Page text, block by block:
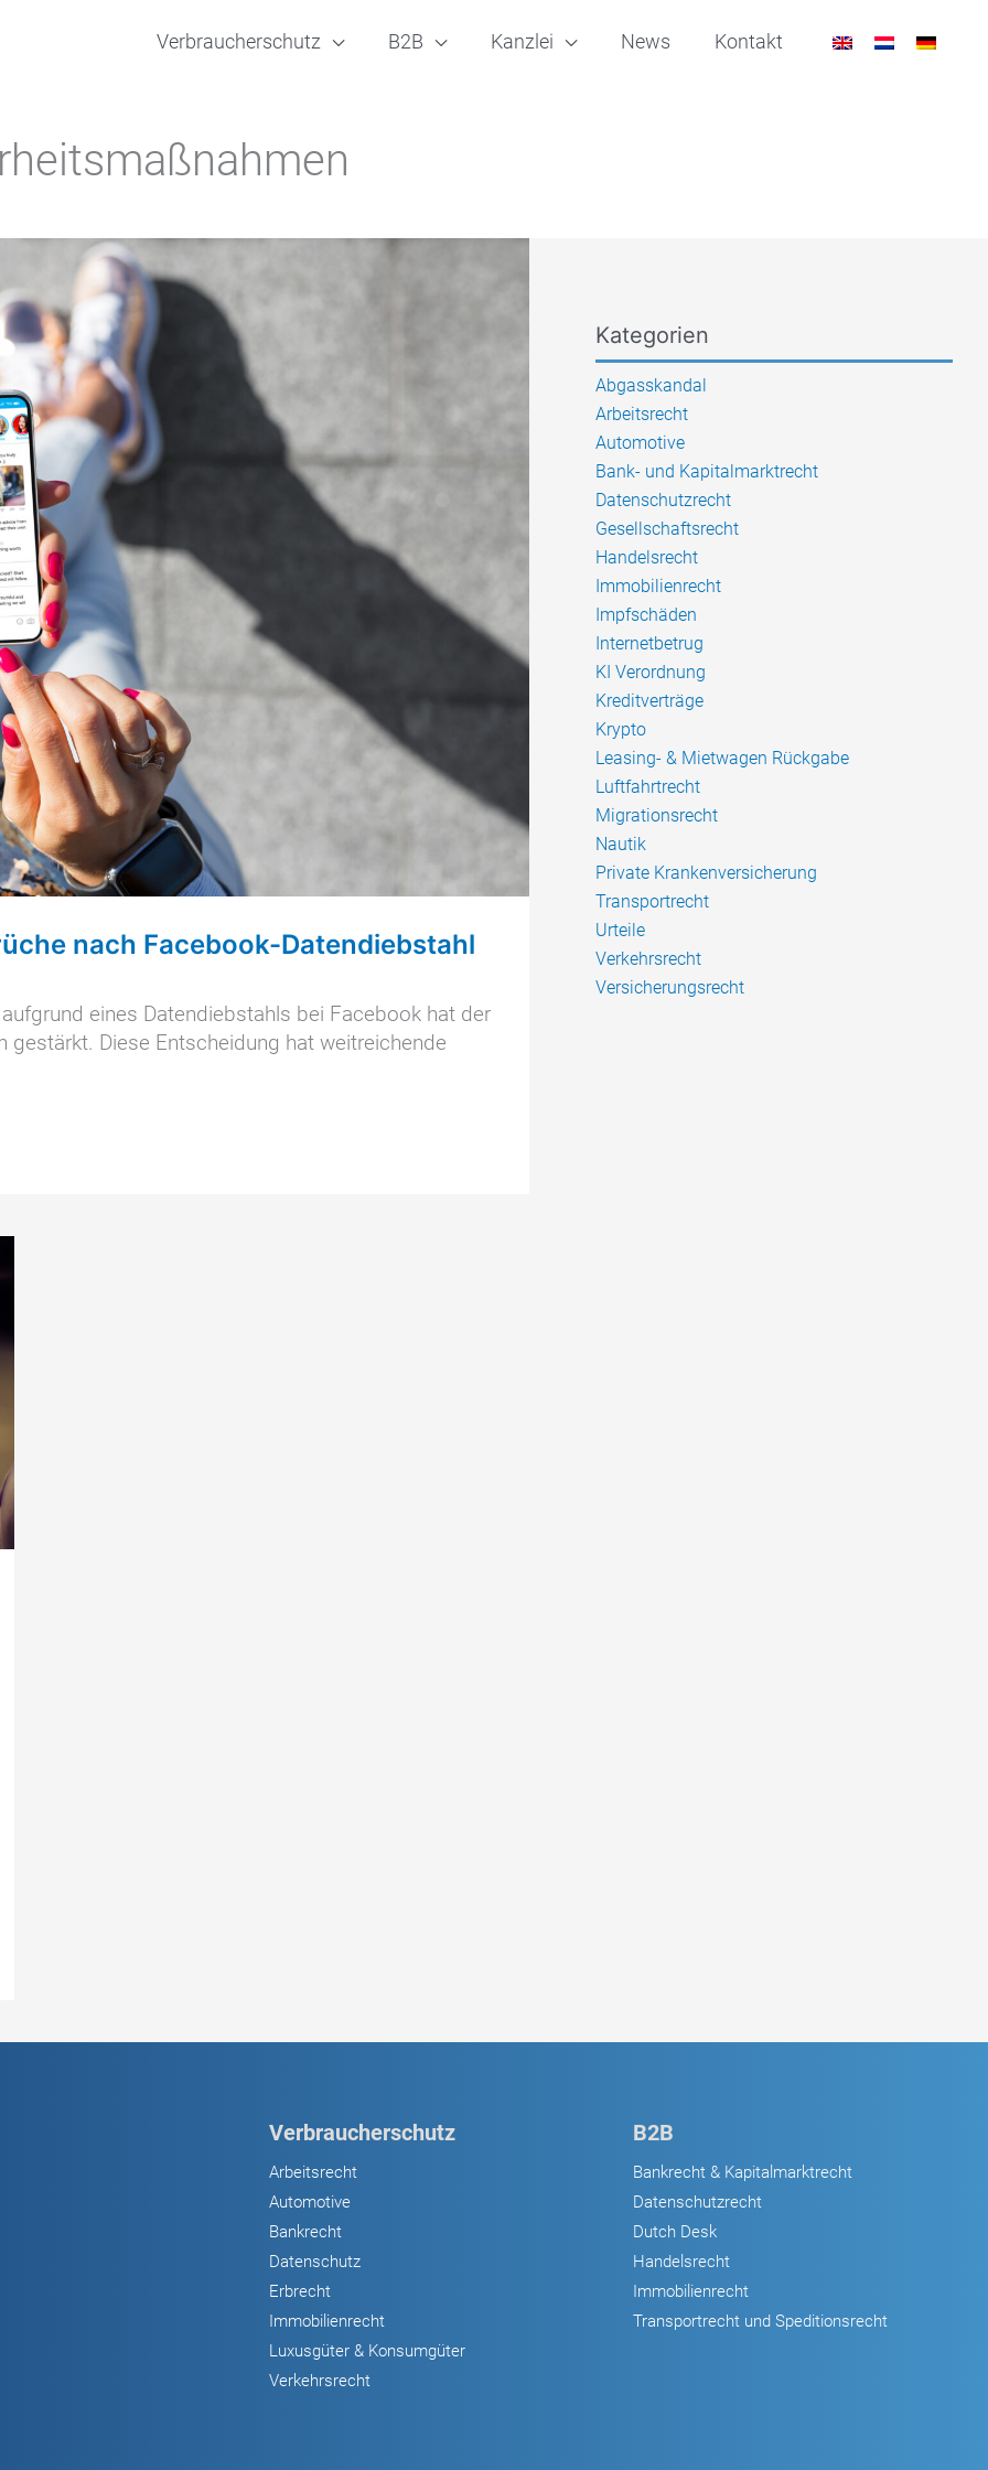
Verbraucherschutz B2B Kanzlei News Kontakt
nach Facebook-Datendiebstahl
eines Datendiebstahls bei Facebook hat der
Diese Entscheidung hat weitreichende
Kategorien
Abgasskandal
Arbeitsrecht
Automotive
Bank- und Kapitalmarktrecht
Datenschutzrecht
Gesellschaftsrecht
Handelsrecht
Immobilienrecht
Impfschäden
Internetbetrug
KI Verordnung
Kreditverträge
Krypto
Leasing- & Mietwagen Rückgabe
Luftfahrtrecht
Migrationsrecht
Nautik
Private Krankenversicherung
Transportrecht
Urteile
Verkehrsrecht
Versicherungsrecht
Verbraucherschutz
Arbeitsrecht
Automotive
Bankrecht
Datenschutz
Erbrecht
Immobilienrecht
Luxusgüter & Konsumgüter
Verkehrsrecht
B2B
Bankrecht & Kapitalmarktrecht
Datenschutzrecht
Dutch Desk
Handelsrecht
Immobilienrecht
Transportrecht und Speditionsrecht